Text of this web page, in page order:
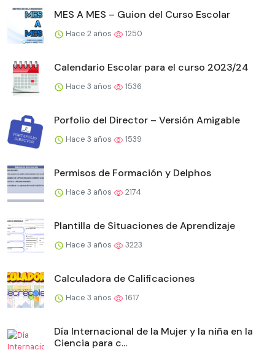
MES A MES – Guion del Curso Escolar
Hace 2 años 1250
Calendario Escolar para el curso 2023/24
Hace 3 años 1536
Porfolio del Director – Versión Amigable
Hace 3 años 1539
Permisos de Formación y Delphos
Hace 3 años 2174
Plantilla de Situaciones de Aprendizaje
Hace 3 años 3223
Calculadora de Calificaciones
Hace 3 años 1617
Día Internacional de la Mujer y la niña en la
Ciencia para c...